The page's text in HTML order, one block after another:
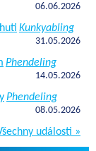
06.06.2026
Kunkyabling
31.05.2026
Phendeling
14.05.2026
Phendeling
08.05.2026
události »